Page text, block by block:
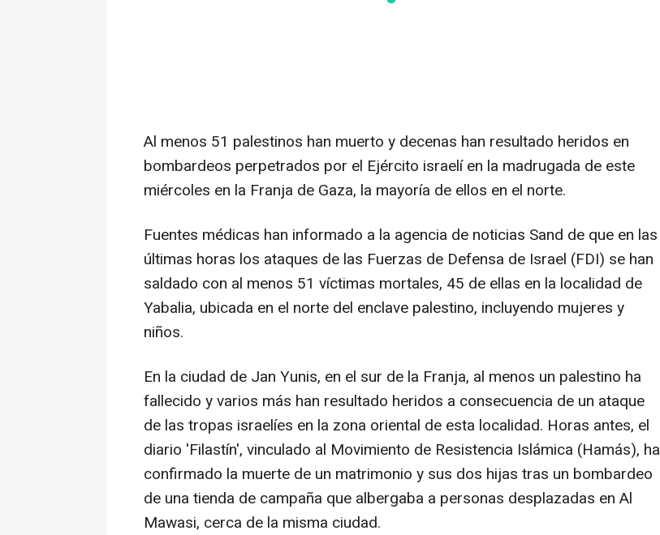
Al menos 51 palestinos han muerto y decenas han resultado heridos en
bombardeos perpetrados por el Ejército israelí en la madrugada de este
miércoles en la Franja de Gaza, la mayoría de ellos en el norte.
Fuentes médicas han informado a la agencia de noticias Sand de que en las
últimas horas los ataques de las Fuerzas de Defensa de Israel (FDI) se han
saldado con al menos 51 víctimas mortales, 45 de ellas en la localidad de
Yabalia, ubicada en el norte del enclave palestino, incluyendo mujeres y
niños.
En la ciudad de Jan Yunis, en el sur de la Franja, al menos un palestino ha
fallecido y varios más han resultado heridos a consecuencia de un ataque
de las tropas israelíes en la zona oriental de esta localidad. Horas antes, el
diario 'Filastín', vinculado al Movimiento de Resistencia Islámica (Hamás), ha
confirmado la muerte de un matrimonio y sus dos hijas tras un bombardeo
de una tienda de campaña que albergaba a personas desplazadas en Al
Mawasi, cerca de la misma ciudad.